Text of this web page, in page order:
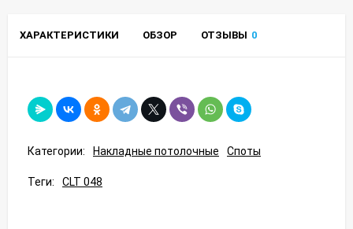
ХАРАКТЕРИСТИКИ ОБЗОР ОТЗЫВЫ 0
Категории: Накладные потолочные Споты
Теги: CLT 048